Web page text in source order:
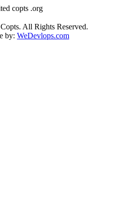
copts .org
All Rights Reserved.
by: WeDevlops.com